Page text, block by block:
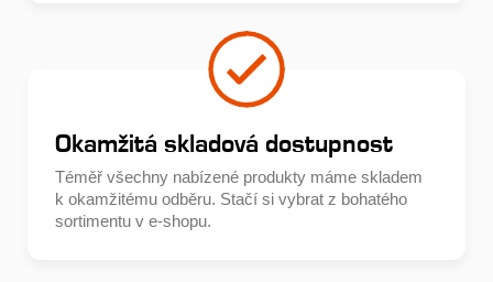
Okamžitá skladová dostupnost
Téměř všechny nabízené produkty máme skladem
k okamžitému odběru. Stačí si vybrat z bohatého
sortimentu v e-shopu.